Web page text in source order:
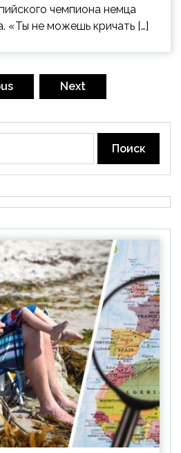
чемпиона немца
«Ты не можешь кричать […]
Next